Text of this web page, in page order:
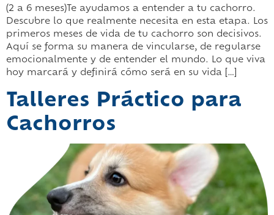
(2 a 6 meses)Te ayudamos a entender a tu cachorro.
Descubre lo que realmente necesita en esta etapa. Los
primeros meses de vida de tu cachorro son decisivos.
Aquí se forma su manera de vincularse, de regularse
emocionalmente y de entender el mundo. Lo que viva
hoy marcará y definirá cómo será en su vida […]
Talleres Práctico para
Cachorros